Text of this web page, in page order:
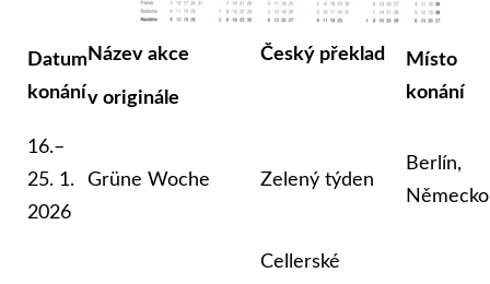
Datum
konání
Název akce
v originále
Český překlad
Místo
konání
16.–
25. 1.
2026
Grüne Woche Zelený týden
Berlín,
Německo
Cellerské